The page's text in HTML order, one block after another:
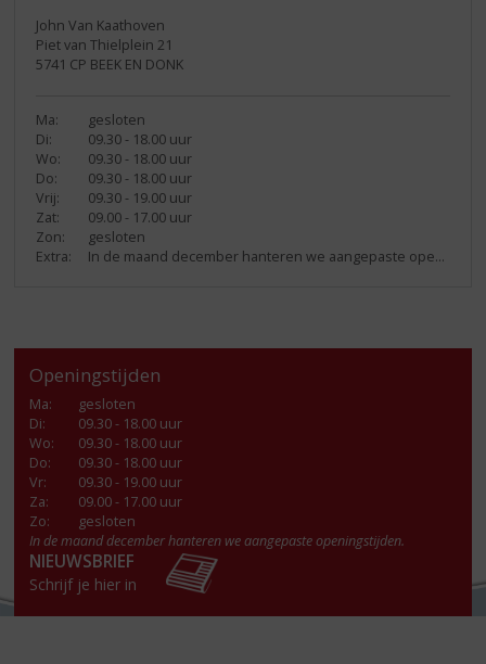
John Van Kaathoven
Piet van Thielplein 21
5741 CP BEEK EN DONK
Ma:
gesloten
Di:
09.30 - 18.00 uur
Wo:
09.30 - 18.00 uur
Do:
09.30 - 18.00 uur
Vrij:
09.30 - 19.00 uur
Zat:
09.00 - 17.00 uur
Zon:
gesloten
Extra:
In de maand december hanteren we aangepaste openingstijden.
Openingstijden
Ma:
gesloten
Di:
09.30 - 18.00 uur
Wo:
09.30 - 18.00 uur
Do:
09.30 - 18.00 uur
Vr:
09.30 - 19.00 uur
Za:
09.00 - 17.00 uur
Zo:
gesloten
In de maand december hanteren we aangepaste openingstijden.
NIEUWSBRIEF
Schrijf je hier in